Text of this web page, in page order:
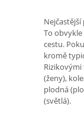
To
cestu.
kromě
Rizikovými
(ženy),
plodná
(světlá).